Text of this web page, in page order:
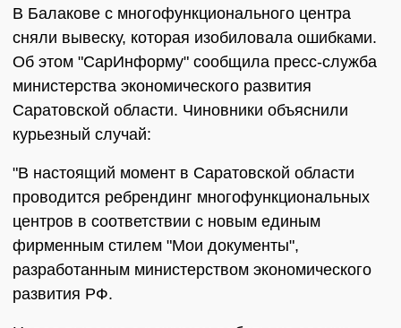
В Балакове с многофункционального центра
сняли вывеску, которая изобиловала ошибками.
Об этом "СарИнформу" сообщила пресс-служба
министерства экономического развития
Саратовской области. Чиновники объяснили
курьезный случай:
"В настоящий момент в Саратовской области
проводится ребрендинг многофункциональных
центров в соответствии с новым единым
фирменным стилем "Мои документы",
разработанным министерством экономического
развития РФ.